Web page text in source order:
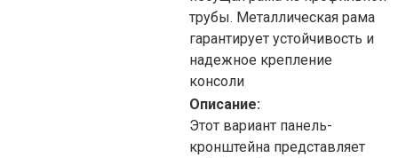
трубы. Металлическая рама
гарантирует устойчивость и
надежное крепление
консоли
Описание:
Этот вариант панель-
кронштейна представляет